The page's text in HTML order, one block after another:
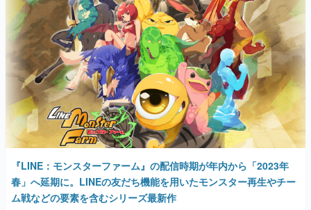
『LINE：モンスターファーム』の配信時期が年内から「2023年
春」へ延期に。LINEの友だち機能を用いたモンスター再生やチー
ム戦などの要素を含むシリーズ最新作